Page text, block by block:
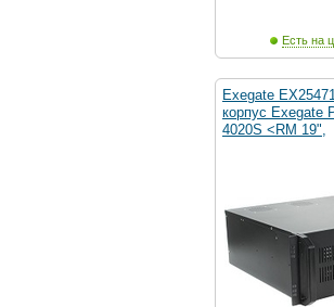
Есть на
Exegate
корпус Exegate
4020S <RM 19",